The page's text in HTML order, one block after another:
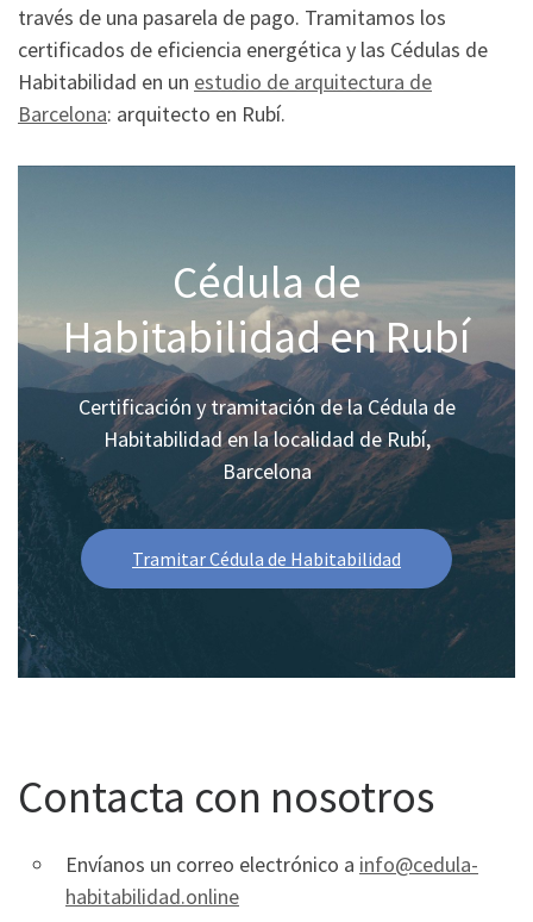
través de una pasarela de pago. Tramitamos los
certificados de eficiencia energética y las Cédulas de
Habitabilidad en un estudio de arquitectura de
Barcelona: arquitecto en Rubí.
Cédula de
Habitabilidad en Rubí
Certificación y tramitación de la Cédula de
Habitabilidad en la localidad de Rubí,
Barcelona
Tramitar Cédula de Habitabilidad
Contacta con nosotros
Envíanos un correo electrónico a info@cedula-
habitabilidad.online